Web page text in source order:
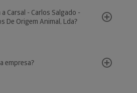
Carsal - Carlos Salgado -
De Origem Animal, Lda?
empresa?